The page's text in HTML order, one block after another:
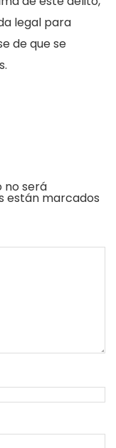
legal para
de que se
no será
están marcados